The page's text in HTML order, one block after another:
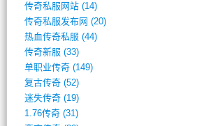
传奇私服网站(14)
传奇私服发布网 (20)
热血传奇私服 (44)
传奇新服 (33)
单职业传奇(149)
复古传奇(52)
迷失传奇(19)
1.76传奇(31)